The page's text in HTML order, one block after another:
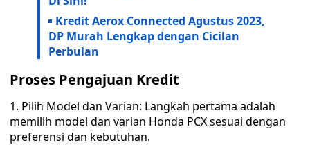
Kredit Aerox Connected Agustus 2023,
DP Murah Lengkap dengan Cicilan
Perbulan
Proses Pengajuan Kredit
1. Pilih Model dan Varian: Langkah pertama adalah
memilih model dan varian Honda PCX sesuai dengan
preferensi dan kebutuhan.